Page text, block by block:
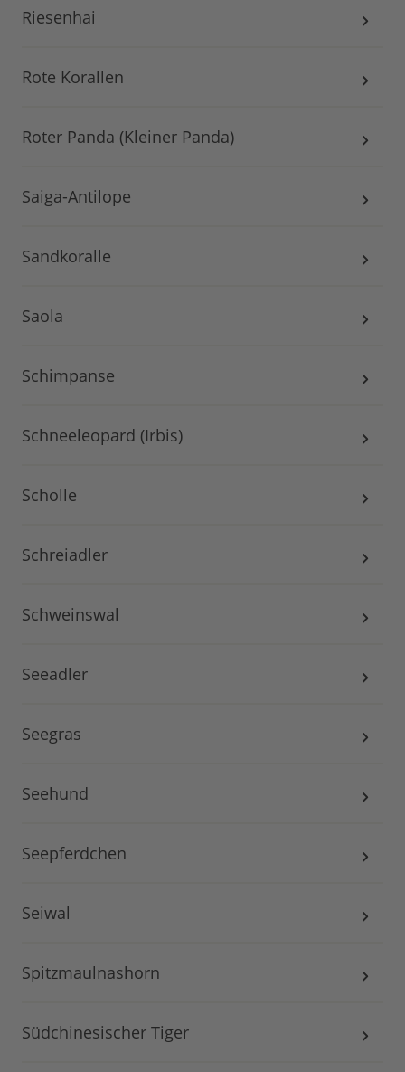
Riesenhai
Rote Korallen
Roter Panda (Kleiner Panda)
Saiga-Antilope
Sandkoralle
Saola
Schimpanse
Schneeleopard (Irbis)
Scholle
Schreiadler
Schweinswal
Seeadler
Seegras
Seehund
Seepferdchen
Seiwal
Spitzmaulnashorn
Südchinesischer Tiger